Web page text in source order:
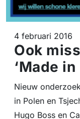
4 februari 2016
Ook
‘Made in
Nieuw
in Polen en
Hugo Boss en